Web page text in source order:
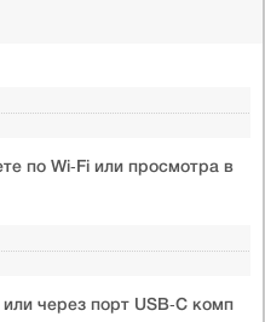
по Wi‑Fi или просмотра в
через порт USB‑C комп